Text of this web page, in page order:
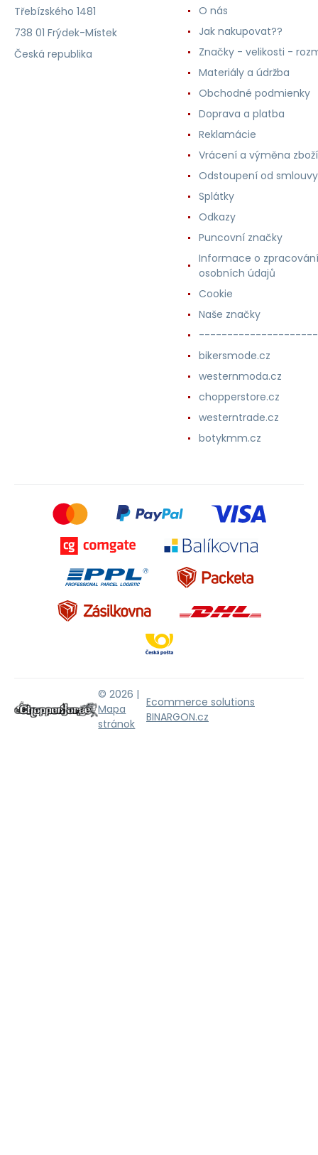
Třebízského 1481
738 01 Frýdek-Místek
Česká republika
O nás
Jak nakupovat??
Značky - velikosti -
Materiály a údržba
Obchodné podmienky
Doprava a platba
Reklamácie
Vrácení a výměna zboží
Odstoupení od smlouvy
Splátky
Odkazy
Puncovní značky
Informace o zpracování
osobních údajů
Cookie
Naše značky
bikersmode.cz
westernmoda.cz
chopperstore.cz
westerntrade.cz
botykmm.cz
© 2026 |
Mapa
stránok
Ecommerce solutions
BINARGON.cz